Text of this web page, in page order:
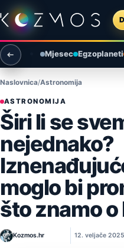
Preskoči na sadržaj
Otvori izbornik
Otvori pretragu
Mjesec Egzoplaneti
Naslovnica Astronomija
ASTRONOMIJA
Širi li se
nejednako?
moglo bi
što znamo
Kozmos.hr 12. veljače